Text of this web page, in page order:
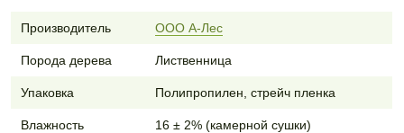
Производитель ООО А-Лес
Порода дерева Лиственница
Упаковка Полипропилен, стрейч пленка
Влажность 16 ± 2% (камерной сушки)